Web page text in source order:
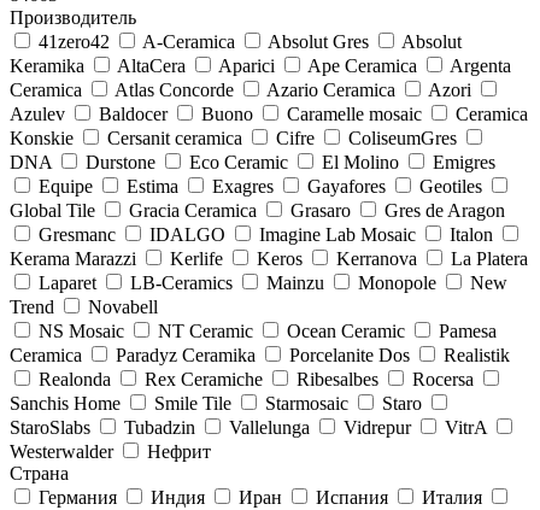
Производитель
41zero42
A-Ceramica Absolut Gres
Absolut
Keramika
AltaCera Aparici Ape Ceramica
Argenta
Ceramica
Atlas Concorde Azario Ceramica
Azori
Azulev
Baldocer Buono Caramelle mosaic
Ceramica
Konskie
Cersanit ceramica Cifre
ColiseumGres
DNA
Durstone Eco Ceramic El Molino
Emigres
Equipe
Estima Exagres Gayafores
Geotiles
Global Tile
Gracia Ceramica Grasaro
Gres de Aragon
Gresmanc
IDALGO Imagine Lab Mosaic
Italon
Kerama Marazzi
Kerlife Keros Kerranova
La Platera
Laparet
LB-Ceramics Mainzu Monopole
New
Trend
Novabell
NS Mosaic
NT Ceramic Ocean Ceramic
Pamesa
Ceramica
Paradyz Сeramika Porcelanite Dos
Realistik
Realonda
Rex Ceramiche Ribesalbes
Rocersa
Sanchis Home
Smile Tile Starmosaic
Staro
StaroSlabs
Tubadzin Vallelunga Vidrepur
VitrA
Westerwalder
Нефрит
Страна
Германия
Индия Иран Испания
Италия